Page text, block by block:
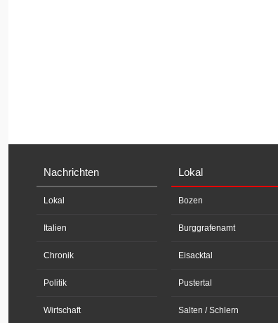
Nachrichten
Lokal
Italien
Chronik
Politik
Wirtschaft
Lokal
Bozen
Burggrafenamt
Eisacktal
Pustertal
Salten / Schlern